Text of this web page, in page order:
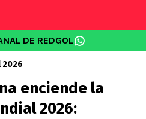
DE REDGOL
2026
enciende la
2026: